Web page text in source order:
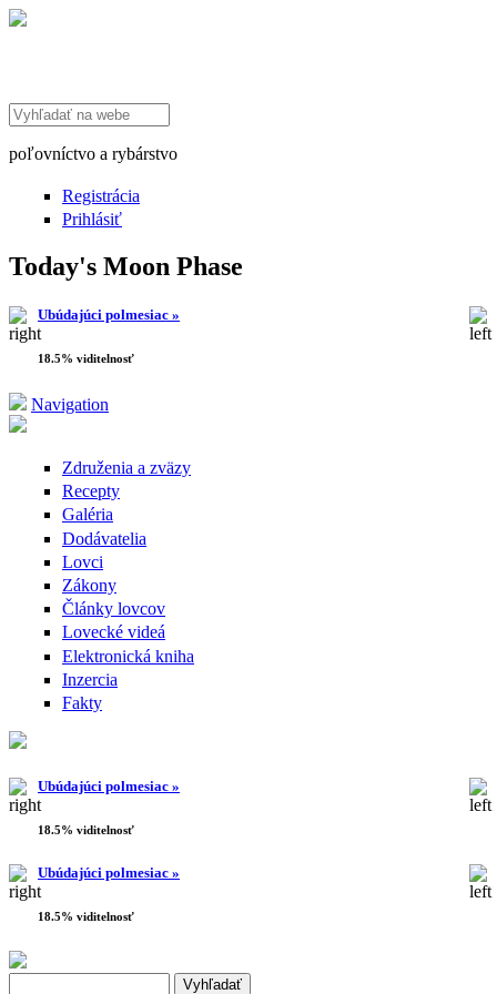
Search this site
poľovníctvo a rybárstvo
Registrácia
Prihlásiť
Today's Moon Phase
Ubúdajúci polmesiac »
18.5% viditelnosť
Navigation
Združenia a zväzy
Recepty
Galéria
Dodávatelia
Lovci
Zákony
Články lovcov
Lovecké videá
Elektronická kniha
Inzercia
Fakty
Ubúdajúci polmesiac »
18.5% viditelnosť
Ubúdajúci polmesiac »
18.5% viditelnosť